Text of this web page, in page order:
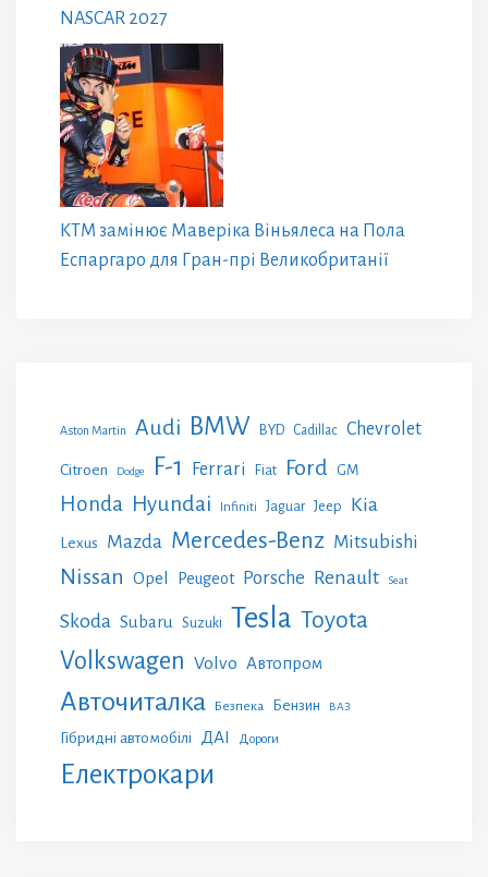
NASCAR 2027
KTM замінює Маверіка Віньялеса на Пола
Еспаргаро для Гран-прі Великобританії
Aston Martin Audi BMW BYD Cadillac Chevrolet
Citroen Dodge F-1 Ferrari Fiat Ford GM
Honda Hyundai Infiniti Jaguar Jeep Kia
Lexus Mazda Mercedes-Benz Mitsubishi
Nissan Opel Peugeot Porsche Renault Seat
Skoda Subaru Suzuki Tesla Toyota
Volkswagen Volvo Автопром
Авточиталка Безпека Бензин ВАЗ
Гібридні автомобілі ДАІ Дороги
Електрокари